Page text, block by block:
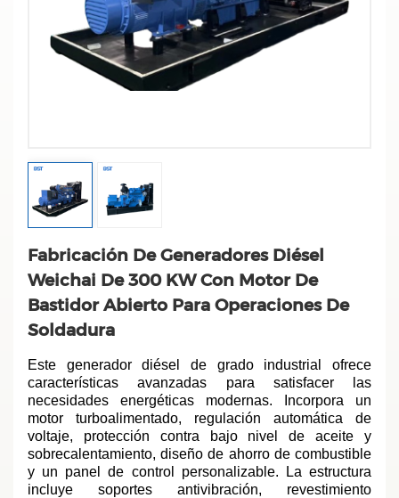
Fabricación De Generadores Diésel
Weichai De 300 KW Con Motor De
Bastidor Abierto Para Operaciones De
Soldadura
Este generador diésel de grado industrial ofrece
características avanzadas para satisfacer las
necesidades energéticas modernas. Incorpora un
motor turboalimentado, regulación automática de
voltaje, protección contra bajo nivel de aceite y
sobrecalentamiento, diseño de ahorro de combustible
y un panel de control personalizable. La estructura
incluye soportes antivibración, revestimiento